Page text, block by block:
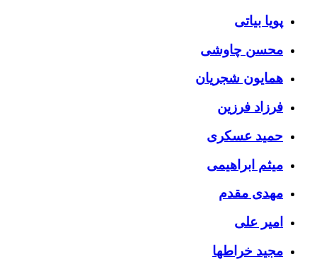
پویا بیاتی
محسن چاوشی
همایون شجریان
فرزاد فرزین
حمید عسکری
میثم ابراهیمی
مهدی مقدم
امیر علی
مجید خراطها